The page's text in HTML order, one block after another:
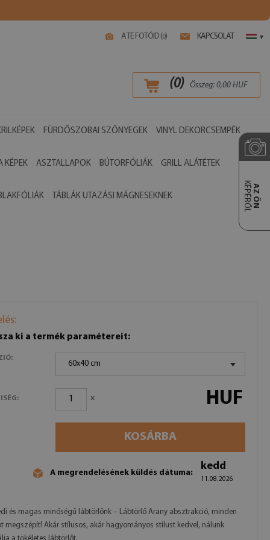
A TE FOTÓID (0) KAPCSOLAT ▾
(0) Összeg: 0,00 HUF
FÜRDŐSZOBAI SZŐNYEGEK VINYL DEKORCSEMPÉK
KÉPEK ASZTALLAPOK BÚTORFÓLIÁK GRILL ALÁTÉTEK
TÁBLÁK UTAZÁSI MÁGNESEKNEK AZ ÖN
KÉPÉRŐL
ki a termék paramétereit:
60x40 cm
x HUF
KOSÁRBA
A megrendelésének küldés dátuma:
kedd
11.08.2026
és magas minőségű lábtörlőnk – Lábtörlő Arany absztrakció, minden
megszépít! Akár stílusos, akár hagyományos stílust kedvel, nálunk